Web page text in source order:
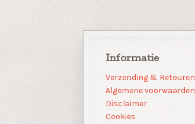
Informatie
Verzending & Retouren
Algemene voorwaarden
Disclaimer
Cookies